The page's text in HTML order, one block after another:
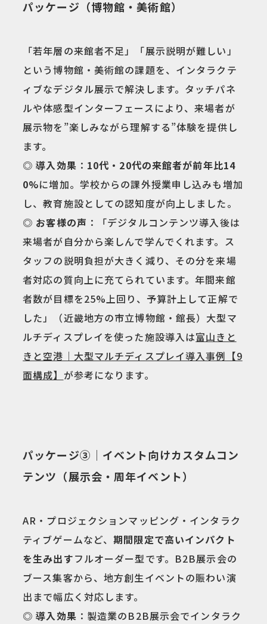
パッケージ（博物館・美術館）
「若年層の来館者不足」「展示説明が難しい」
という博物館・美術館の課題を、インタラクテ
ィブなデジタル展示で解決します。タッチパネ
ルや体感型インターフェースにより、来場者が
展示物を”楽しみながら理解する”体験を提供し
ます。
◎ 導入効果 ： 10代・20代の来館者が前年比14
0%に増加。学校からの課外授業申し込みも増加
し、教育施設としての認知度が向上しました。
◎ お客様の声 ：「デジタルコンテンツ導入後は
来場者が自分から楽しんで学んでくれます。ス
タッフの説明負担が大きく減り、その分を来場
者対応の質向上に充てられています。年間来館
者数が目標を25%上回り、予算計上して正解で
した」（近畿地方の市立博物館・館長）大型マ
ルチディスプレイを使った施設導入は富山きと
きと空港｜大型マルチディスプレイ導入事例【9
面構成】 が参考になります。
パッケージ③｜イベント向けカスタムコン
テンツ（展示会・周年イベント）
AR・プロジェクションマッピング・インタラク
ティブゲームなど、期間限定で高いインパクト
を生み出すフルオーダー型です。B2B展示会の
ブース集客から、地方創生イベントの賑わい演
出まで幅広く対応します。
◎ 導入効果 ：製造業のB2B展示会でインタラク